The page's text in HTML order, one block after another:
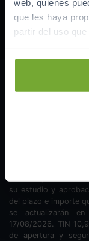
web, quienes
que les haya
partir del uso
Duración
su estudio y
del plazo e importe
se actualizarán
17/08/2026. TIN
de apertura y